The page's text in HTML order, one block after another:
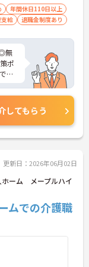
年間休日110日以上
給 退職金制度あり
無
ポ
お
してもらう
更新日：2026年06月02日
ホーム メープルハイ
ムでの介護職